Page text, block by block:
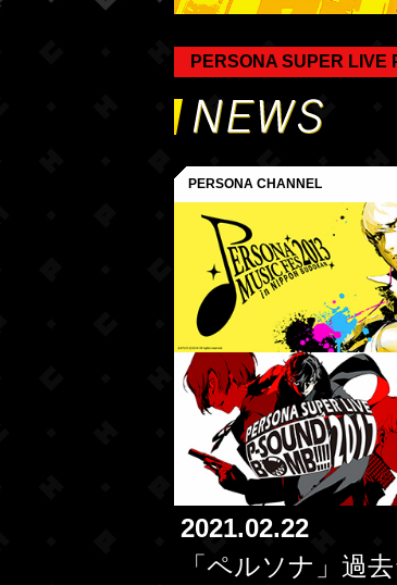
PERSONA SUPER LIVE
PERSONA CHANNEL
2021.02.22
「ペルソナ」過